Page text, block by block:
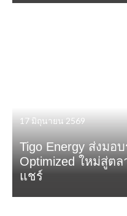
17 มิถุนายน 2569
Tigo Energy ส่งมอ
Optimized ใหม่สู่ต
แชร์